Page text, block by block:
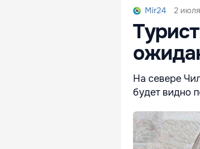
Mir24 2
На севере
будет видно